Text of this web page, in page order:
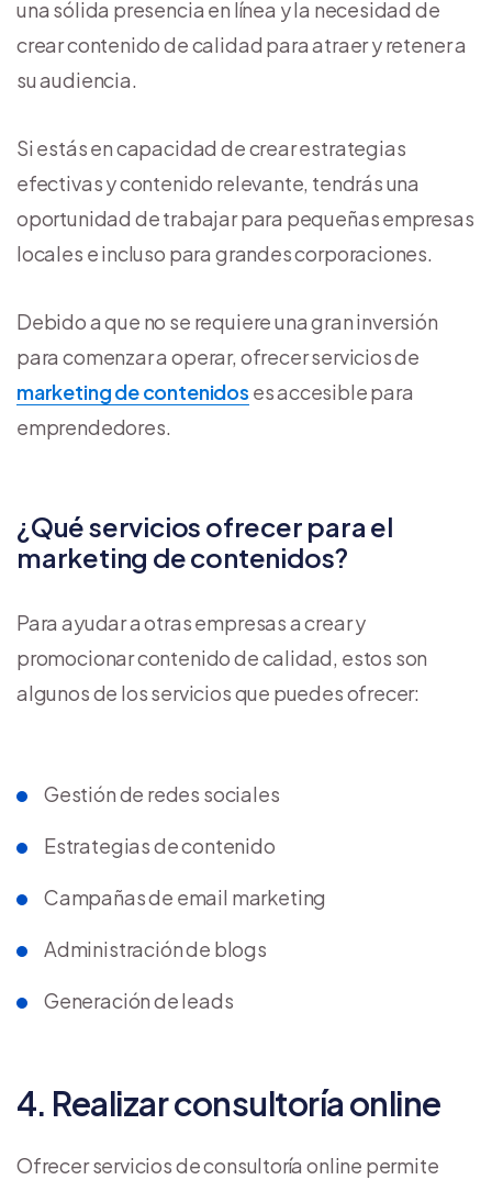
una sólida presencia en línea y la necesidad de
crear contenido de calidad para atraer y retener a
su audiencia.
Si estás en capacidad de crear estrategias
efectivas y contenido relevante, tendrás una
oportunidad de trabajar para pequeñas empresas
locales e incluso para grandes corporaciones.
Debido a que no se requiere una gran inversión
para comenzar a operar, ofrecer servicios de
marketing de contenidos es accesible para
emprendedores.
¿Qué servicios ofrecer para el
marketing de contenidos?
Para ayudar a otras empresas a crear y
promocionar contenido de calidad, estos son
algunos de los servicios que puedes ofrecer:
Gestión de redes sociales
Estrategias de contenido
Campañas de email marketing
Administración de blogs
Generación de leads
4. Realizar consultoría online
Ofrecer servicios de consultoría online permite